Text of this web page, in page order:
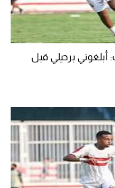
أبلغوني برحيلي قبل